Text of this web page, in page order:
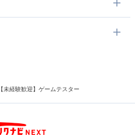
【未経験歓迎】ゲームテスター